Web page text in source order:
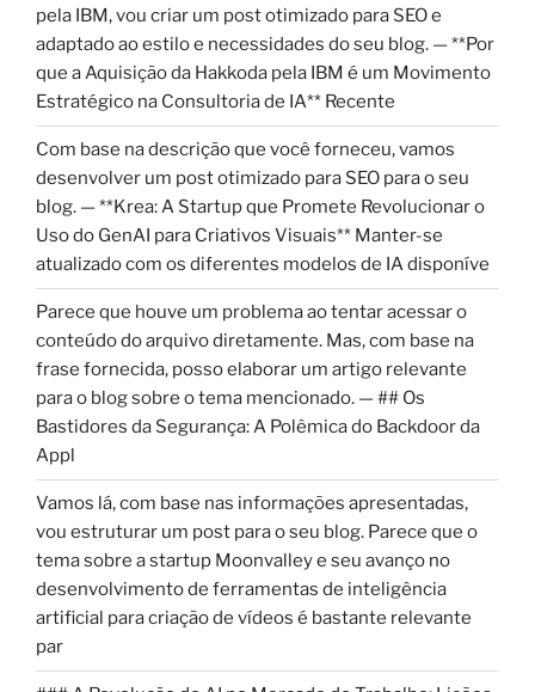
pela IBM, vou criar um post otimizado para SEO e
adaptado ao estilo e necessidades do seu blog. — **Por
que a Aquisição da Hakkoda pela IBM é um Movimento
Estratégico na Consultoria de IA** Recente
Com base na descrição que você forneceu, vamos
desenvolver um post otimizado para SEO para o seu
blog. — **Krea: A Startup que Promete Revolucionar o
Uso do GenAI para Criativos Visuais** Manter-se
atualizado com os diferentes modelos de IA disponíve
Parece que houve um problema ao tentar acessar o
conteúdo do arquivo diretamente. Mas, com base na
frase fornecida, posso elaborar um artigo relevante
para o blog sobre o tema mencionado. — ## Os
Bastidores da Segurança: A Polêmica do Backdoor da
Appl
Vamos lá, com base nas informações apresentadas,
vou estruturar um post para o seu blog. Parece que o
tema sobre a startup Moonvalley e seu avanço no
desenvolvimento de ferramentas de inteligência
artificial para criação de vídeos é bastante relevante
par